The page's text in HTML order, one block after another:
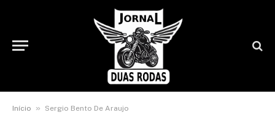
Início » Sergio Bento De Araujo